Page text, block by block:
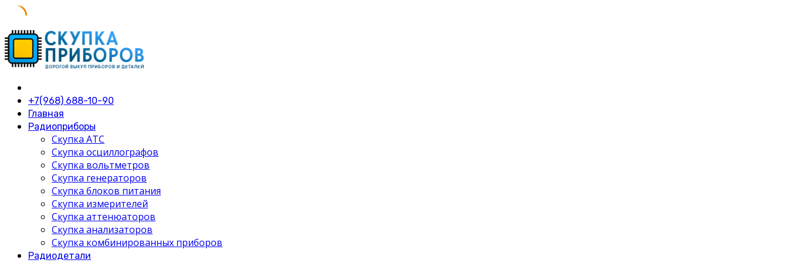
Skip
to
content
+7(968) 688-10-90
Главная
Радиоприборы
Скупка АТС
Скупка осциллографов
Скупка вольтметров
Скупка генераторов
Скупка блоков питания
Скупка измерителей
Скупка аттенюаторов
Скупка анализаторов
Скупка комбинированных приборов
Радиодетали